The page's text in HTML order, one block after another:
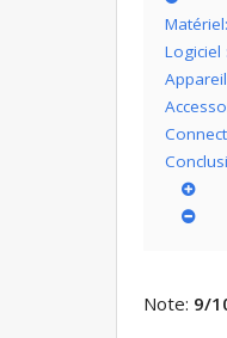
Logiciel
Note: 9/